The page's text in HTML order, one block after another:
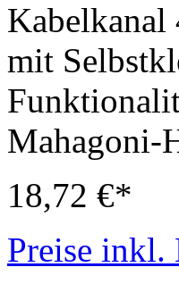
mit
Mahagoni-
18,72 €*
Preise inkl.